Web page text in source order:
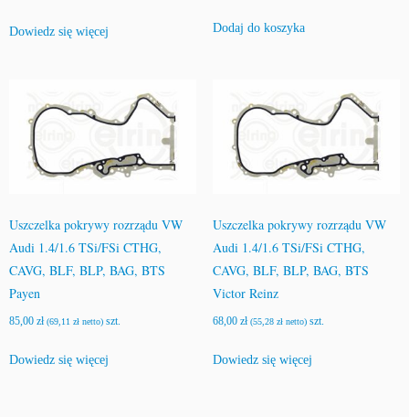
Dowiedz się więcej Dodaj do koszyka
Uszczelka pokrywy rozrządu VW
Audi 1.4/1.6 TSi/FSi CTHG,
CAVG, BLF, BLP, BAG, BTS
Payen
85,00 zł (69,11 zł netto) szt.
Dowiedz się więcej
Uszczelka pokrywy rozrządu VW
Audi 1.4/1.6 TSi/FSi CTHG,
CAVG, BLF, BLP, BAG, BTS
Victor Reinz
68,00 zł (55,28 złnetto)szt.
Dowiedz się więcej